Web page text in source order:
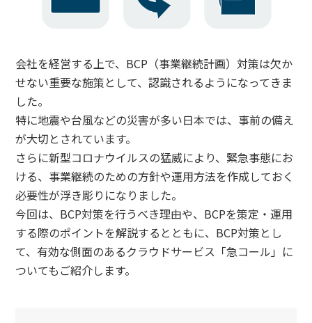
会社を経営する上で、BCP（事業継続計画）対策は欠か
せない重要な施策として、認識されるようになってきま
した。
特に地震や台風などの災害が多い日本では、事前の備え
が大切とされています。
さらに新型コロナウイルスの猛威により、緊急事態にお
ける、事業継続のための方針や運用方法を作成しておく
必要性が浮き彫りになりました。
今回は、BCP対策を行うべき理由や、BCPを策定・運用
する際のポイントを解説するとともに、BCP対策とし
て、有効な側面のあるクラウドサービス「急コール」に
ついてもご紹介します。